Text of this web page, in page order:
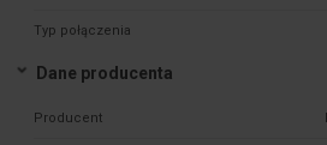
Typ połączenia
Dane producenta
Producent